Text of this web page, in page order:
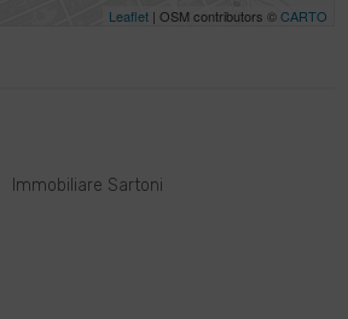
Leaflet| OSM contributors ©CARTO